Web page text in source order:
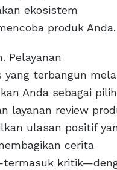
ekosistem
produk Anda.
Pelayanan
yang terbangun
Anda sebagai
layanan review
ulasan positif
cerita